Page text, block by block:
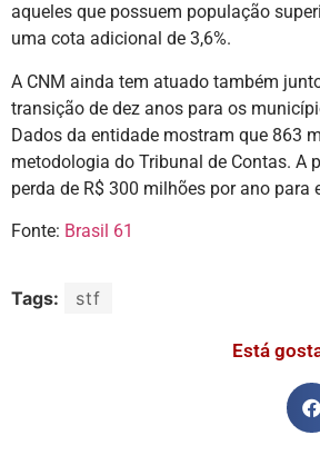
aqueles que possuem população
uma cota adicional de 3,6%.
A CNM ainda tem atuado também
transição de dez anos para os
Dados da entidade mostram que 863
metodologia do Tribunal de Contas. A
perda de R$ 300 milhões por ano para
Fonte: Brasil 61
Tags: stf
Está